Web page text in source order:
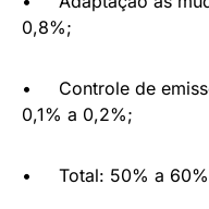
0,8%;
• Controle de
0,1% a 0,2%;
• Total: 50% a